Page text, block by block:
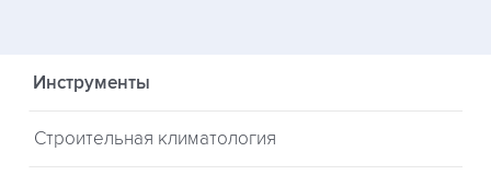
Инструменты
Строительная климатология